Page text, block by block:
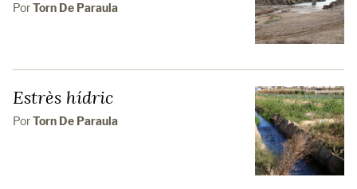
PorTorn De Paraula
Estrès hídric
PorTorn De Paraula